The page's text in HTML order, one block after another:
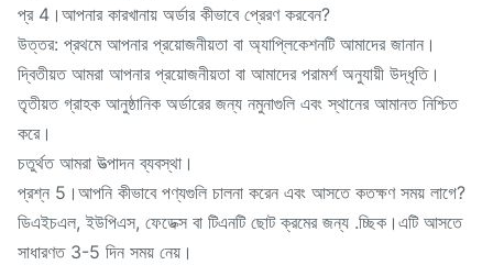
প্র 4।আপনার কারখানায় অর্ডার কীভাবে প্রেরণ করবেন?
উত্তর: প্রথমে আপনার প্রয়োজনীয়তা বা অ্যাপ্লিকেশনটি আমাদের জানান।
দ্বিতীয়ত আমরা আপনার প্রয়োজনীয়তা বা আমাদের পরামর্শ অনুযায়ী উদ্ধৃতি।
তৃতীয়ত গ্রাহক আনুষ্ঠানিক অর্ডারের জন্য নমুনাগুলি এবং স্থানের আমানত নিশ্চিত
করে।
চতুর্থত আমরা উত্পাদন ব্যবস্থা।
প্রশ্ন 5।আপনি কীভাবে পণ্যগুলি চালনা করেন এবং আসতে কতক্ষণ সময় লাগে?
ডিএইচএল, ইউপিএস, ফেডেক্স বা টিএনটি ছোট ক্রমের জন্য .চ্ছিক।এটি আসতে
সাধারণত 3-5 দিন সময় নেয়।